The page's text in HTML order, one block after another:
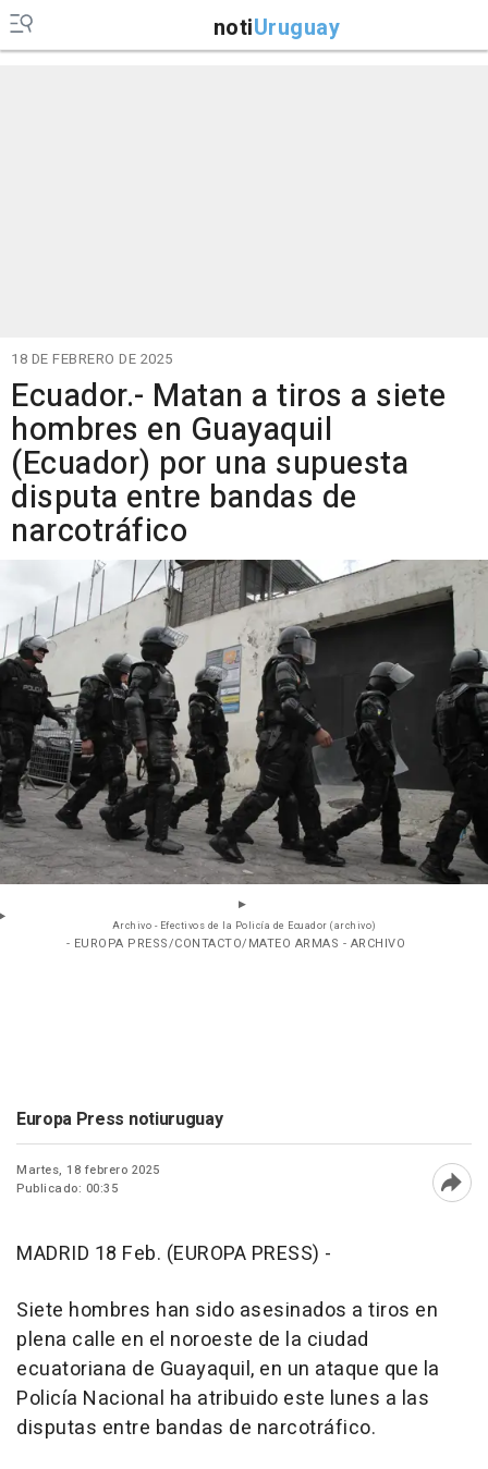
notiUruguay
18 DE FEBRERO DE 2025
Ecuador.- Matan a tiros a siete
hombres en Guayaquil
(Ecuador) por una supuesta
disputa entre bandas de
narcotráfico
Archivo - Efectivos de la Policía de Ecuador (archivo)
- EUROPA PRESS/CONTACTO/MATEO ARMAS - ARCHIVO
Europa Press notiuruguay
Martes, 18 febrero 2025
Publicado: 00:35
MADRID 18 Feb. (EUROPA PRESS) -
Siete hombres han sido asesinados a tiros en
plena calle en el noroeste de la ciudad
ecuatoriana de Guayaquil, en un ataque que la
Policía Nacional ha atribuido este lunes a las
disputas entre bandas de narcotráfico.